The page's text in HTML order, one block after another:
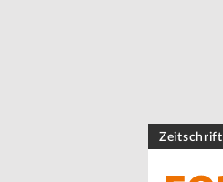
Zeitschrift